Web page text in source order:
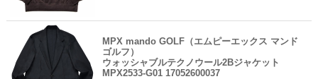
MPX mando GOLF（エムピーエックス マンド
ゴルフ）
ウォッシャブルテクノウール2Bジャケット
MPX2533-G01 17052600037